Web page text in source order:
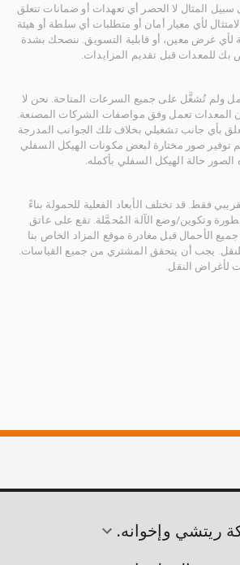
سبيل المثال لا الحصر أي تعهدات أو ضمانات تتعلق
لأي معيار أمان أو متطلبات أي سلطة أو هيئة
لأي غرض معين، أو قابلية التسويق. ننصحك بشدة
للمعدات قبل تقديم المزايدات.
ولم تُشغَّل على جميع السرعات المتاحة. نحن لا
المعدات تعمل وفق مواصفات الشركات المصنعة.
بأي جانب تشغيلي بخلاف تلك الجوانب المدرجة
توفير صور مختارة لبعض مكونات الهيكل السفلي
الصور حالة الهيكل السفلي بأكمله.
فقط. قد تختلف الأبعاد الفعلية للحمولة بناءً
وتكوين/وضع الآلة المُحمَّلة. تقع على عاتق
الأحمال قبل مغادرة موقع المزاد الخاص بنا
يجب أن يتحقق المشتري من جميع القياسات.
لأغراض النقل.
ريتشي وإخوانه.